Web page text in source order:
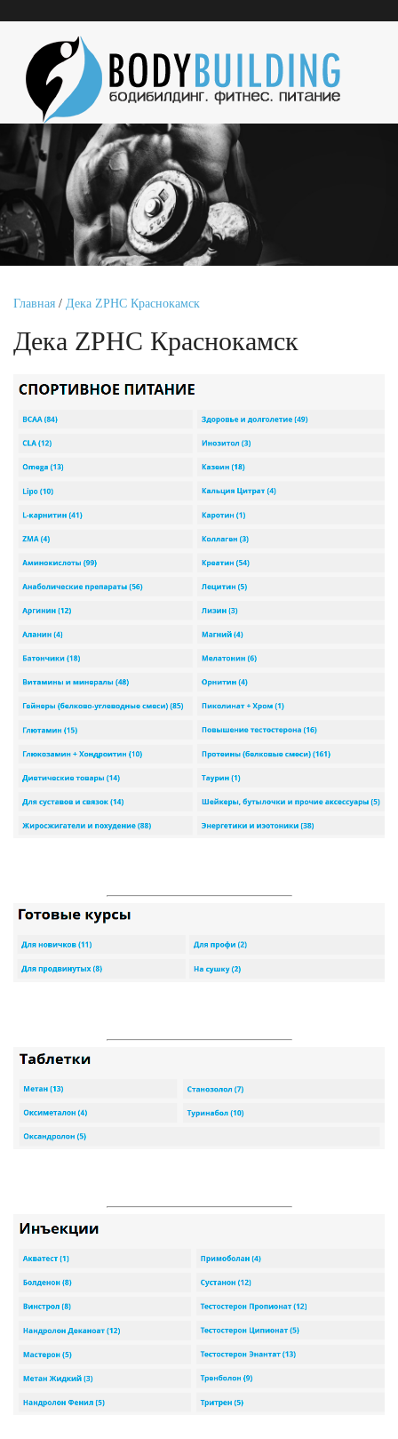
Главная / Дека ZPHC Краснокамск
Дека ZPHC Краснокамск